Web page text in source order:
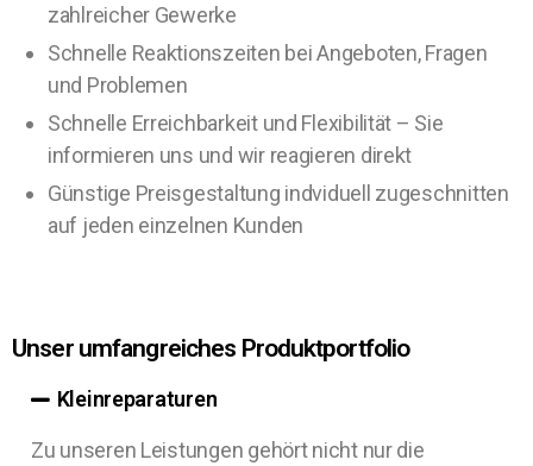
zahlreicher Gewerke
Schnelle Reaktionszeiten bei Angeboten, Fragen
und Problemen
Schnelle Erreichbarkeit und Flexibilität – Sie
informieren uns und wir reagieren direkt
Günstige Preisgestaltung indviduell zugeschnitten
auf jeden einzelnen Kunden
Unser umfangreiches Produktportfolio
Kleinreparaturen
Zu unseren Leistungen gehört nicht nur die